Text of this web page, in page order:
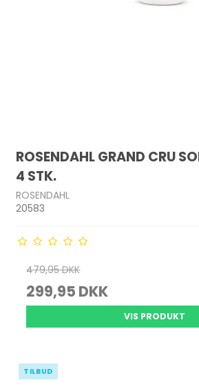
ROSENDAHL GRAND CRU
4 STK.
ROSENDAHL
20583
479,95 DKK
299,95 DKK
VIS PRODUKT
TILBUD